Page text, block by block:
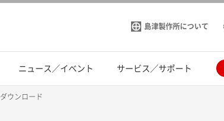
島津製作所について
ニュース／イベント サービス／サポート
ダウンロード